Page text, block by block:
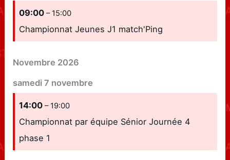
09:00– 15:00
Championnat Jeunes J1 match'Ping
Novembre 2026
samedi 7 novembre
14:00– 19:00
Championnat par équipe Sénior Journée 4
phase 1